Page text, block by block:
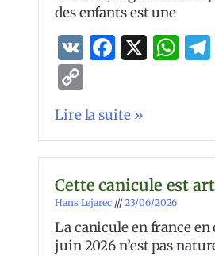
des enfants est une
VK X
Link
Lire la suite »
Cette canicule est
Hans Lejarec 23/06/2026
La canicule en france en
juin 2026 n’est pas